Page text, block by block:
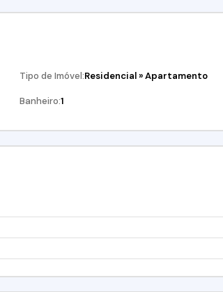
Tipo de Imóvel:Residencial»Apartamento
Banheiro:1